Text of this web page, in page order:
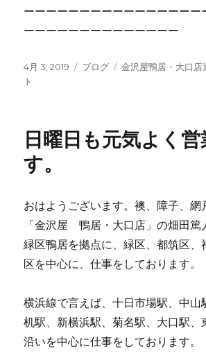
ーーーーーーーーーーーーーーーー
ーーーーーーーーーーーーーー
投
稿
4月 3, 2019
カ
ブログ
タ
金沢屋鴨居・大口店
ト
日曜日も元気よく営
す。
おはようございます。襖、障子、網
「金沢屋 鴨居・大口店」の畑田篤
緑区鴨居を拠点に、緑区、都筑区、
区を中心に、仕事をしております。
横浜線で言えば、十日市場駅、中山
机駅、新横浜駅、菊名駅、大口駅、
沿いを中心に仕事をしております。